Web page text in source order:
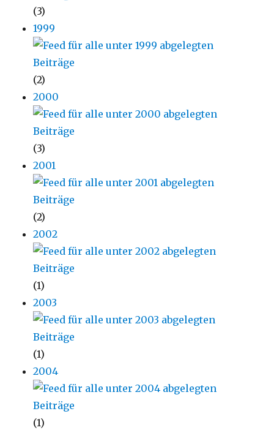
(3)
1999
(2)
2000
(3)
2001
(2)
2002
(1)
2003
(1)
2004
(1)